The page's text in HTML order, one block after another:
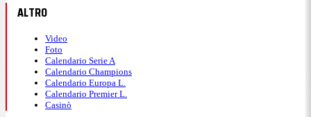
ALTRO
Video
Foto
Calendario Serie A
Calendario Champions
Calendario Europa L.
Calendario Premier L.
Casinò